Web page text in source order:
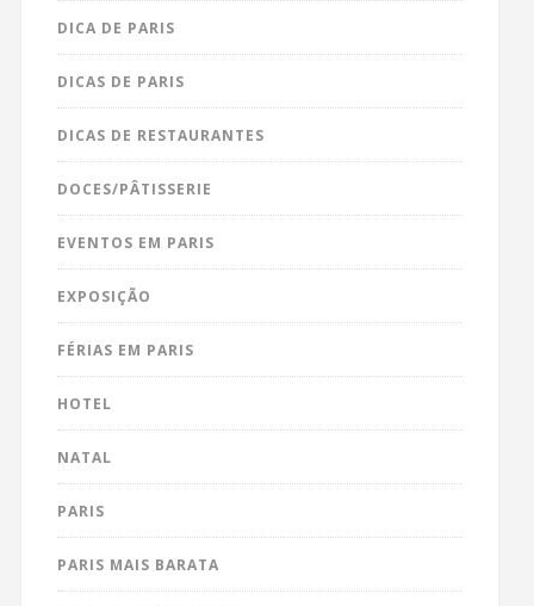
DICA DE PARIS
DICAS DE PARIS
DICAS DE RESTAURANTES
DOCES/PÂTISSERIE
EVENTOS EM PARIS
EXPOSIÇÃO
FÉRIAS EM PARIS
HOTEL
NATAL
PARIS
PARIS MAIS BARATA